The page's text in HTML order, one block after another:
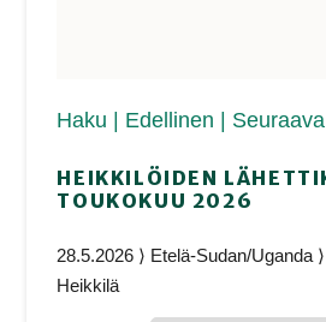
Haku | Edellinen | Seuraava
HEIKKILÖIDEN
TOUKOKUU 2026
28.5.2026 ⟩ Etelä-Sudan/Uganda
Heikkilä